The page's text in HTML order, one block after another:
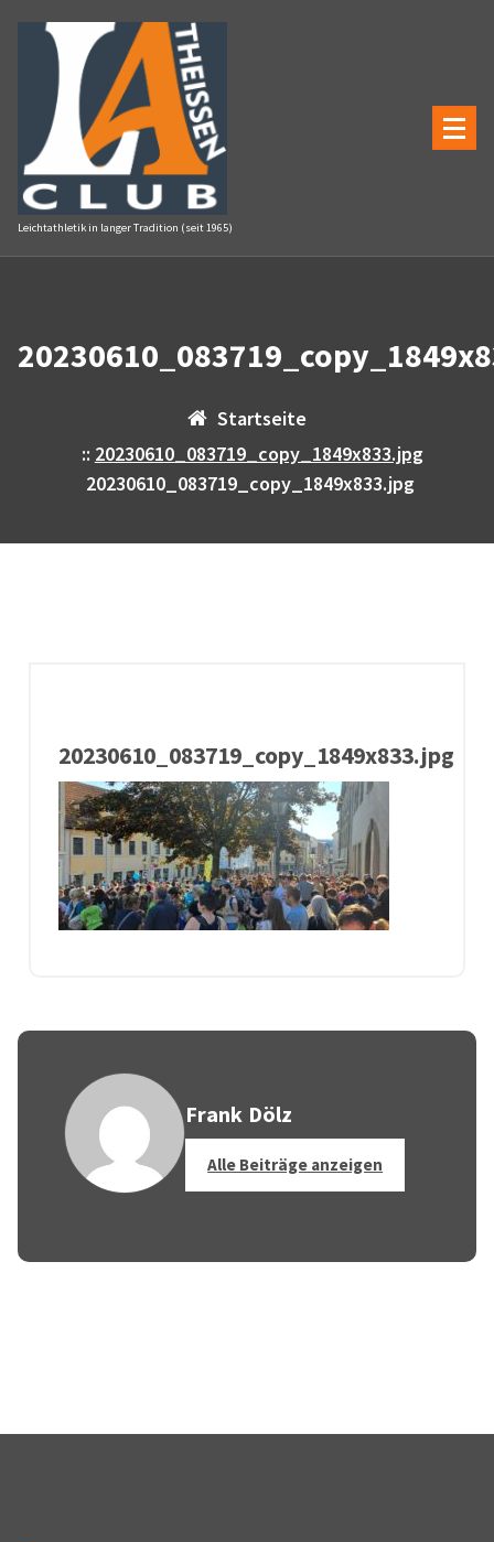
Inhalt
springen
Leichtathletik in langer Tradition (seit 1965)
Startseite
:: 20230610_083719_copy_1849x833.jpg
20230610_083719_copy_1849x833.jpg
20230610_083719_copy_1849x833.jpg
Frank Dölz
Alle Beiträge anzeigen